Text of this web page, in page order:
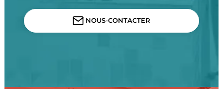
NOUS-CONTACTER